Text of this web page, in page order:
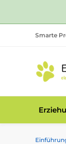
Smarte